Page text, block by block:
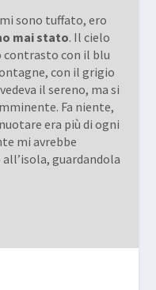
sono tuffato, ero
mai stato. Il cielo
contrasto con il blu
con il grigio
il sereno, ma si
Fa niente,
era più di ogni
mi avrebbe
guardandola